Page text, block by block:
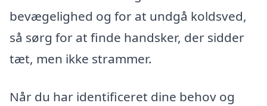
bevægelighed og for at undgå koldsved,
så sørg for at finde handsker, der sidder
tæt, men ikke strammer.
Når du har identificeret dine behov og